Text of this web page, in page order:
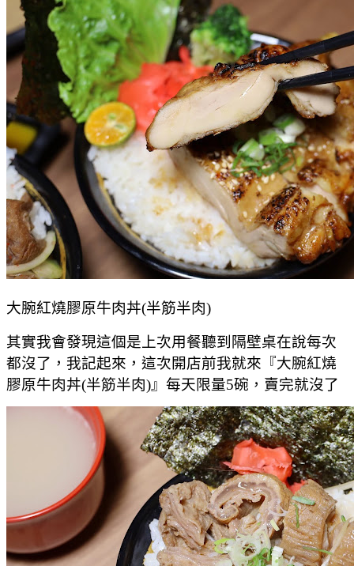
大腕紅燒膠原牛肉丼(半筋半肉)
其實我會發現這個是上次用餐聽到隔壁桌在說每次
都沒了，我記起來，這次開店前我就來『大腕紅燒
膠原牛肉丼(半筋半肉)』每天限量5碗，賣完就沒了